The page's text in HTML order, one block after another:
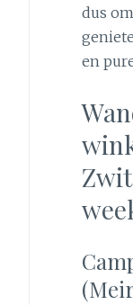
dus
en